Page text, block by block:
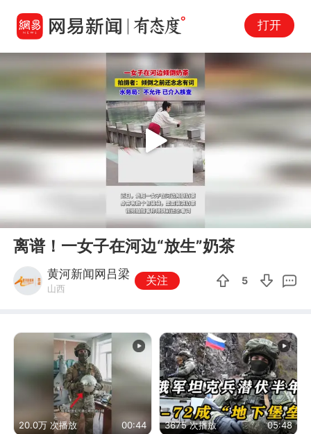
打开
00:00
Play
离谱！一女子在河边“放生”奶茶
黄河新闻网吕梁
山西
关注 5
20.0万 次播放 00:44 3675 次播放 05:48